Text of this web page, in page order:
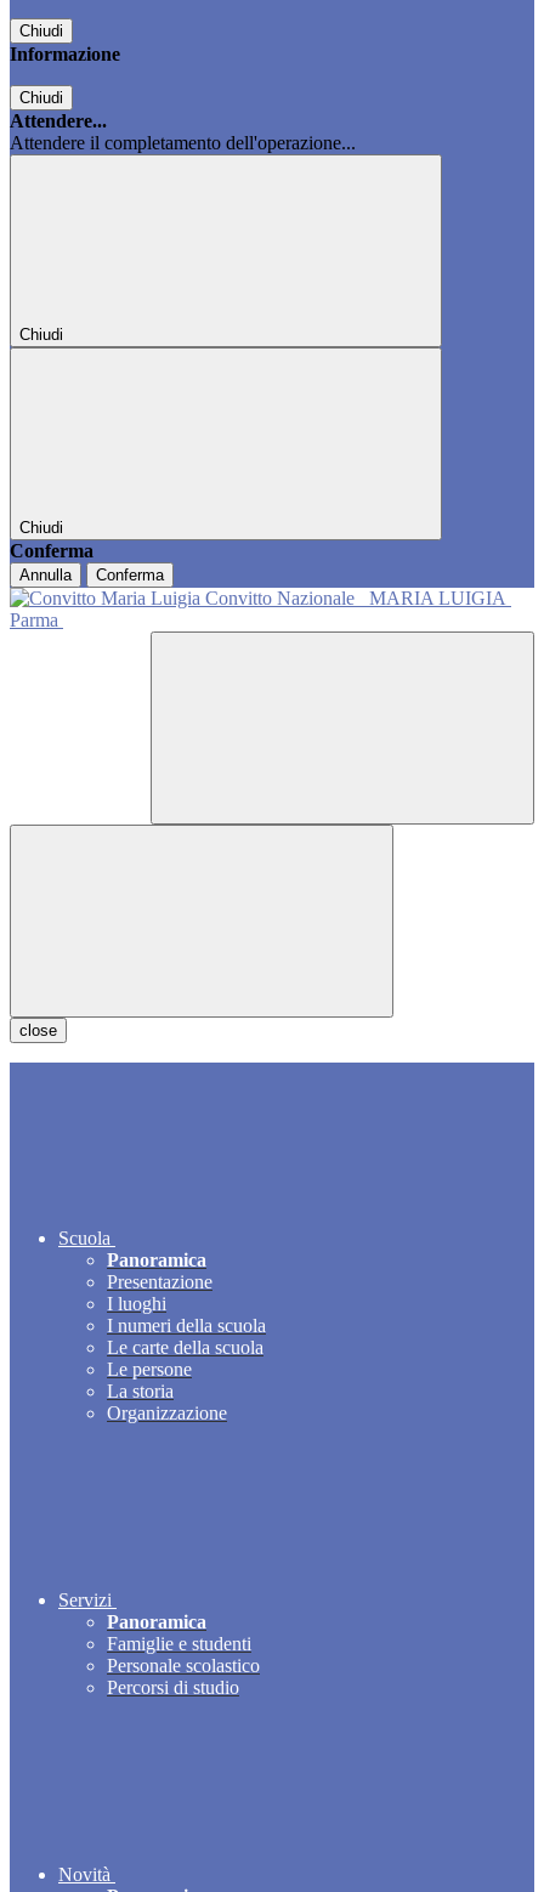
Chiudi
Informazione
Chiudi
Attendere...
Attendere il completamento dell'operazione...
Chiudi
Chiudi
Conferma
Annulla Conferma
Convitto Nazionale
MARIA LUIGIA
Parma
close
Scuola
Panoramica
Presentazione
I luoghi
I numeri della scuola
Le carte della scuola
Le persone
La storia
Organizzazione
Servizi
Panoramica
Famiglie e studenti
Personale scolastico
Percorsi di studio
Novità